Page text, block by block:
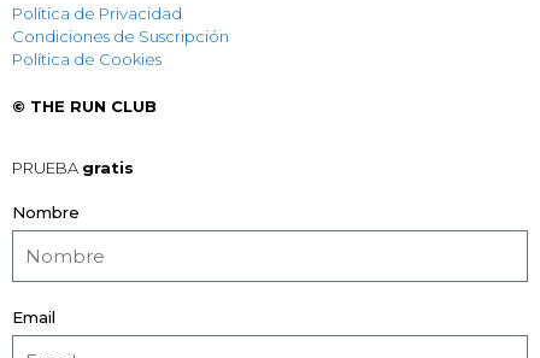
Política de Privacidad
Condiciones de Suscripción
Política de Cookies
© THE RUN CLUB
PRUEBA gratis
Nombre
Email